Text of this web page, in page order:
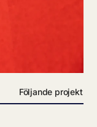
Följande projekt